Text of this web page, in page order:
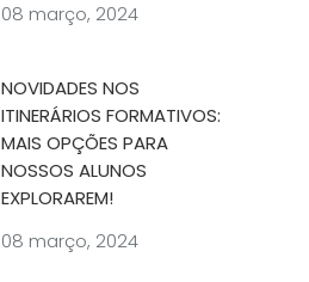
08 março, 2024
NOVIDADES NOS
ITINERÁRIOS FORMATIVOS:
MAIS OPÇÕES PARA
NOSSOS ALUNOS
EXPLORAREM!
08 março, 2024